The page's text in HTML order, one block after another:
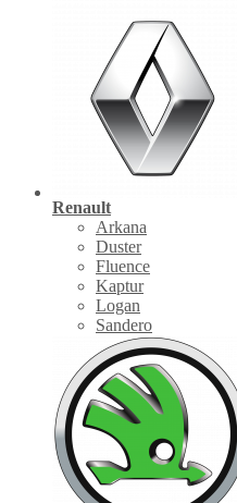
Renault
Arkana
Duster
Fluence
Kaptur
Logan
Sandero